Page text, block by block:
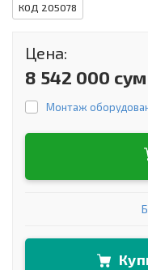
КОД 205078
Цена:
8 542 000 сум
Монтаж